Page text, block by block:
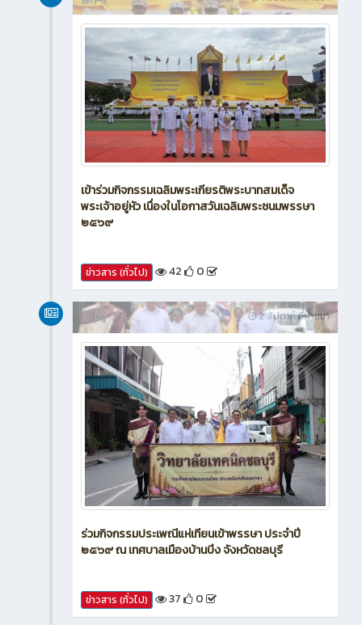
เข้าร่วมกิจกรรมเฉลิมพระเกียรติพระบาทสมเด็จ
พระเจ้าอยู่หัว เนื่องในโอกาสวันเฉลิมพระชนมพรรษา
๒๕๖๙
ข่าวสาร (ทั่วไป) 42 0
2 สัปดาห์ ที่ผ่านมา
新闻
ร่วมกิจกรรมประเพณีแห่เทียนเข้าพรรษา ประจำปี
๒๕๖๙ ณ เทศบาลเมืองบ้านบึง จังหวัดชลบุรี
ข่าวสาร (ทั่วไป) 37 0